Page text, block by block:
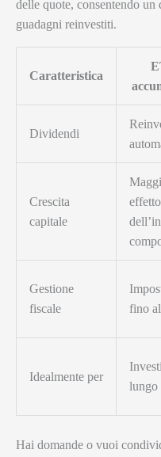
delle quote, consentendo
guadagni reinvestiti.
Caratteristica
Dividendi
Crescita
capitale
effetto
Gestione
fiscale
fino
Idealmente per
lungo
Hai domande o vuoi